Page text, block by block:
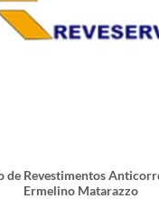
de Revestimentos
Ermelino Matarazzo